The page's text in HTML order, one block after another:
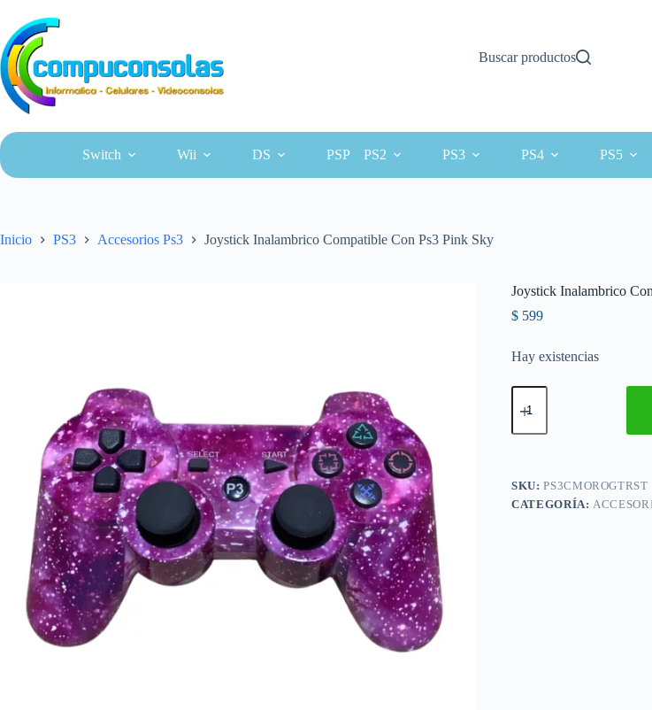
contenido
Buscar productos
Switch Wii DS PSP PS2 PS3 PS4 PS5
Inicio PS3 Accesorios Ps3 Joystick Inalambrico Compatible Con Ps3 Pink Sky
Joystick Inalambrico
$ 599
Hay existencias
Joystick
Inalambrico
Con
Sky
cantidad
SKU:PS3CMOROGTRST
CATEGORÍA: